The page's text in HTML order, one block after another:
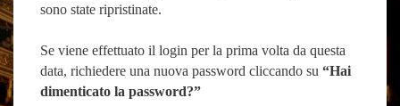
sono state ripristinate.
Se viene effettuato il login per la prima volta da questa
data, richiedere una nuova password cliccando su “Hai
dimenticato la password?”